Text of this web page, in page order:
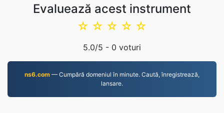
Evaluează acest instrument
☆
☆
☆
☆
☆
5.0/5 - 0 voturi
ns6.com — Cumpără domeniul în minute. Caută, înregistrează,
lansare.